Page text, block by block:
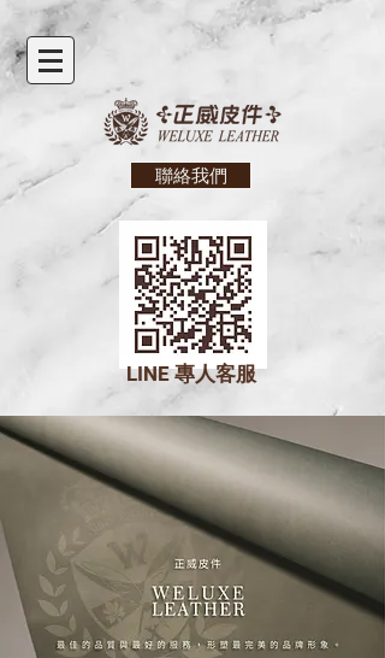
聯絡我們
LINE專人客服